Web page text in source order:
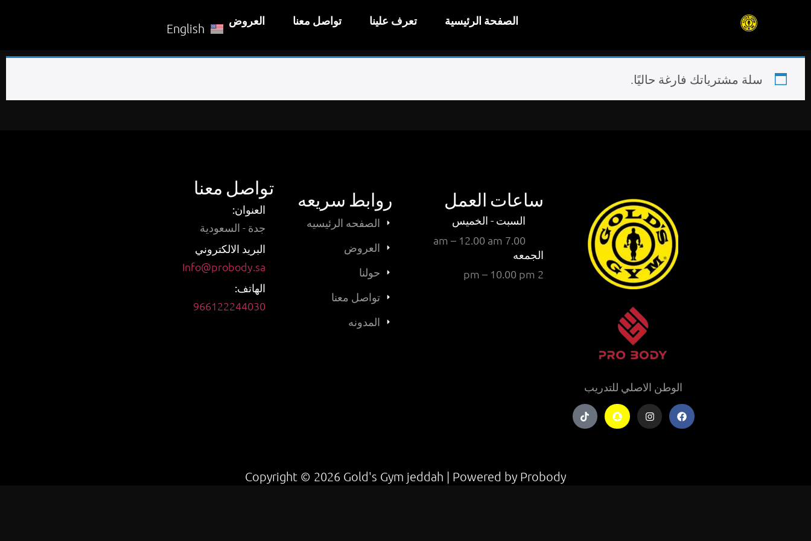
الصفحة الرئيسية تعرف علينا تواصل معنا العروض
English
سلة مشترياتك فارغة حاليًا.
الوطن الاصلي للتدريب
ساعات العمل
السبت - الخميس
7.00 am – 12.00 am
الجمعه
2 pm – 10.00 pm
روابط سريعه
الصفحه الرئيسيه
العروض
حولنا
تواصل معنا
المدونه
تواصل معنا
العنوان:
جدة - السعودية
البريد الالكتروني
Info@probody.sa
الهاتف:
966122244030
Copyright © 2026 Gold's Gym jeddah | Powered by Probody